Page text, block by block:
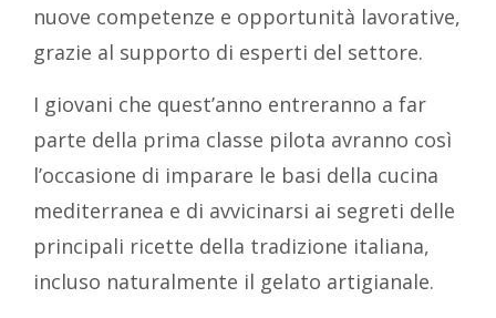
nuove competenze e opportunità lavorative,
grazie al supporto di esperti del settore.
I giovani che quest’anno entreranno a far
parte della prima classe pilota avranno così
l’occasione di imparare le basi della cucina
mediterranea e di avvicinarsi ai segreti delle
principali ricette della tradizione italiana,
incluso naturalmente il gelato artigianale.